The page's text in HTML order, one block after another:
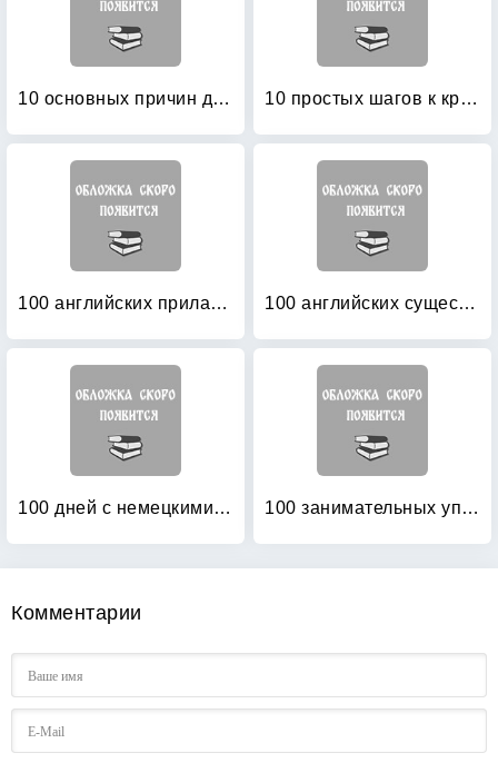
10 основных причин для изучения для иностранного языка (английский язык) 10 простых шагов к красивому и правильному письму
100 английских прилагательных: 1000 фразеологизмов 100 английских существительных: 1000 фразеологизмов. Ключ к суперпамяти
100 дней с немецкими глаголами: Уровни А2 — В2. Учебное пособие 100 занимательных упражнений с буквами и звуками для детей 4-5 лет
Комментарии